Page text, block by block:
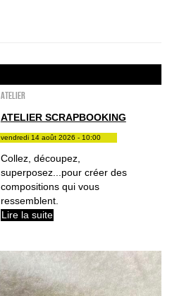
Atelier
ATELIER SCRAPBOOKING
vendredi 14 août 2026 - 10:00
Collez, découpez,
superposez...pour créer des
compositions qui vous
ressemblent.
Lire la suite